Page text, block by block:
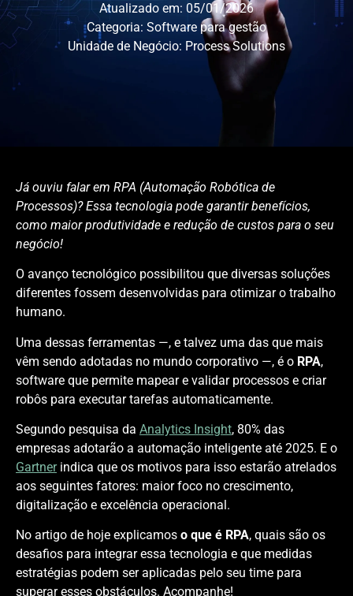
Atualizado em: 05/01/2026
Categoria: Software para gestão
Unidade de Negócio: Process Solutions
Já ouviu falar em RPA (Automação Robótica de
Processos)? Essa tecnologia pode garantir benefícios,
como maior produtividade e redução de custos para o seu
negócio!
O avanço tecnológico possibilitou que diversas soluções
diferentes fossem desenvolvidas para otimizar o trabalho
humano.
Uma dessas ferramentas —, e talvez uma das que mais
vêm sendo adotadas no mundo corporativo —, é o RPA,
software que permite mapear e validar processos e criar
robôs para executar tarefas automaticamente.
Segundo pesquisa da Analytics Insight, 80% das
empresas adotarão a automação inteligente até 2025. E o
Gartnerindica que os motivos para isso estarão atrelados
aos seguintes fatores: maior foco no crescimento,
digitalização e excelência operacional.
No artigo de hoje explicamos o que é RPA, quais são os
desafios para integrar essa tecnologia e que medidas
estratégias podem ser aplicadas pelo seu time para
superar esses obstáculos. Acompanhe!